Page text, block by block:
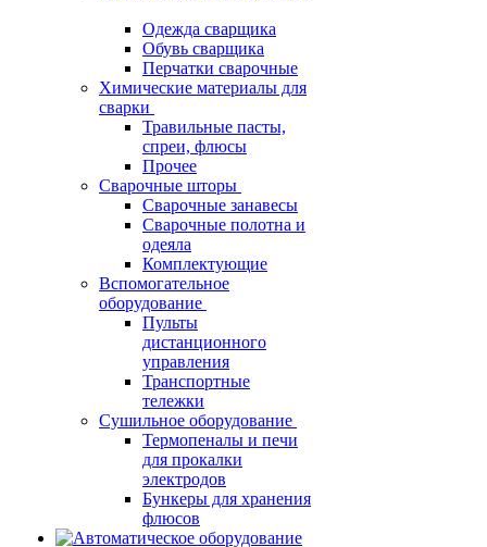
Одежда сварщика
Обувь сварщика
Перчатки сварочные
Химические материалы для
сварки
Травильные пасты,
спреи, флюсы
Прочее
Сварочные шторы
Сварочные занавесы
Сварочные полотна и
одеяла
Комплектующие
Вспомогательное
оборудование
Пульты
дистанционного
управления
Транспортные
тележки
Сушильное оборудование
Термопеналы и печи
для прокалки
электродов
Бункеры для хранения
флюсов